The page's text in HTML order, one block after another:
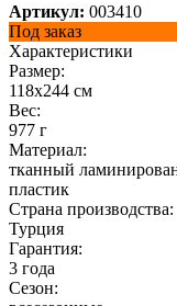
Артикул: 003410
Под заказ
Характеристики
Размер:
118х244 см
Вес:
977 г
Материал:
тканный
пластик
Страна производства:
Турция
Гарантия:
3 года
Сезон: